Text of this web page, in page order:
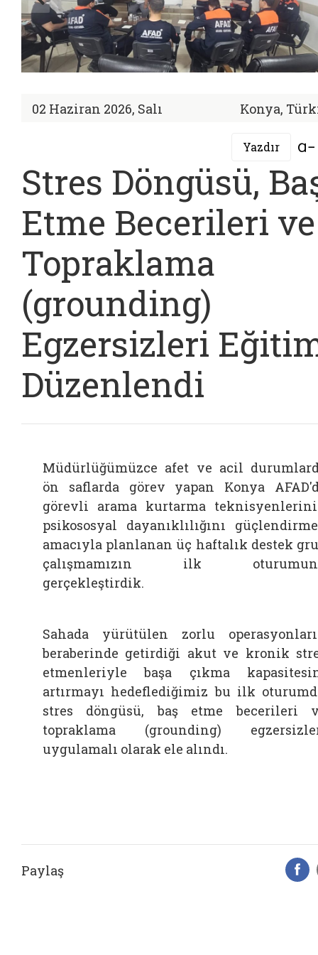
02 Haziran 2026, Salı Konya,
Yazdır
Stres Döngüsü,
Etme Becerileri ve
Topraklama
(grounding)
Egzersizleri
Düzenlendi
Müdürlüğümüzce afet ve acil
ön saflarda görev yapan Konya
görevli arama kurtarma
psikososyal dayanıklılığını
amacıyla planlanan üç haftalık destek
çalışmamızın ilk
gerçekleştirdik.
Sahada yürütülen zorlu
beraberinde getirdiği akut ve kronik
etmenleriyle başa çıkma
artırmayı hedeflediğimiz bu ilk
stres döngüsü, baş etme becerileri
topraklama (grounding)
uygulamalı olarak ele alındı.
Paylaş